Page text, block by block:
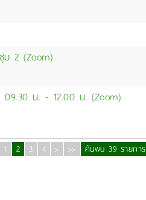
ม 2 (Zoom)
09.30 น. - 12.00 น. (Zoom)
1 2 3 4 > >> ค้นพบ 39 รายการ